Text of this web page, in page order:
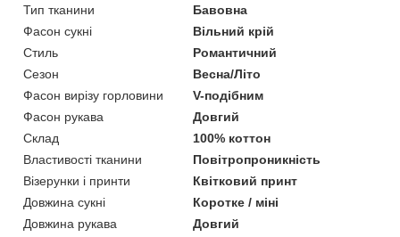
Тип тканини
Бавовна
Фасон сукні
Вільний крій
Стиль
Романтичний
Сезон
Весна/Літо
Фасон вирізу горловини
V-подібним
Фасон рукава
Довгий
Склад
100% коттон
Властивості тканини
Повітропроникність
Візерунки і принти
Квітковий принт
Довжина сукні
Коротке / міні
Довжина рукава
Довгий